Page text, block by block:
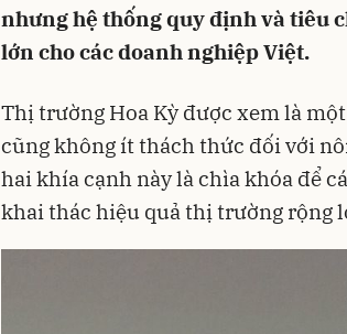
nhưng hệ thống quy định và tiêu
lớn cho các doanh nghiệp Việt.
Thị trường Hoa Kỳ được xem là
cũng không ít thách thức đối với
hai khía cạnh này là chìa khóa để
khai thác hiệu quả thị trường rộng